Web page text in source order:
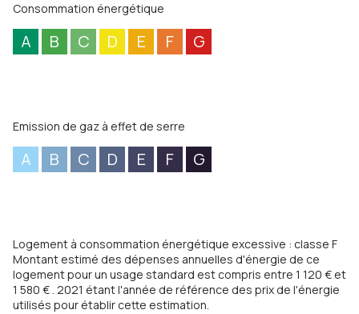
Consommation énergétique
A B C D E F G
Emission de gaz à effet de serre
A B C D E F G
Logement à consommation énergétique excessive : classe F
Montant estimé des dépenses annuelles d'énergie de ce
logement pour un usage standard est compris entre 1 120 € et
1 580 € . 2021 étant l'année de référence des prix de l'énergie
utilisés pour établir cette estimation.